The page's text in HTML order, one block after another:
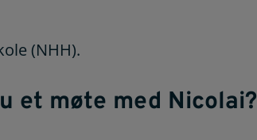
(NHH).
et møte med Nicolai?